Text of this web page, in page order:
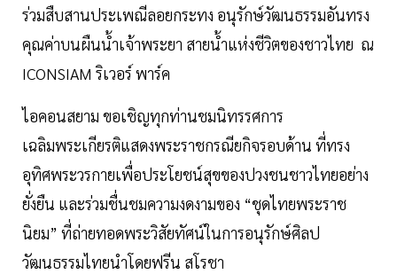
ร่วมสืบสานประเพณีลอยกระทง อนุรักษ์วัฒนธรรมอันทรง
คุณค่าบนผืนน้ำเจ้าพระยา สายน้ำแห่งชีวิตของชาวไทย ณ
ICONSIAM ริเวอร์ พาร์ค
ไอคอนสยาม ขอเชิญทุกท่านชมนิทรรศการ
เฉลิมพระเกียรติแสดงพระราชกรณียกิจรอบด้าน ที่ทรง
อุทิศพระวรกายเพื่อประโยชน์สุขของปวงชนชาวไทยอย่าง
ยั่งยืน และร่วมชื่นชมความงดงามของ “ชุดไทยพระราช
นิยม” ที่ถ่ายทอดพระวิสัยทัศน์ในการอนุรักษ์ศิลป
วัฒนธรรมไทยนำโดยฟรีน สโรชา